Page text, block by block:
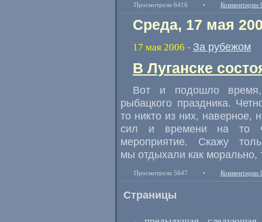
Просмотрели 6416 • Комментарии
Среда, 17 мая
17 мая 2006 - За рубежом
В Луганске
Вот и подошло время,
рыбацкого праздника.
то никто из них, наверное,
сил и времени на то
мероприятие. Скажу
мы отдыхали как морально,
Просмотрели 5647 • Комментарии
Страницы